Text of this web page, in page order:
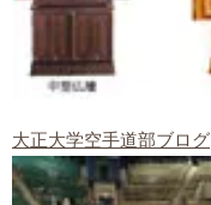
大正大学空手道部ブログ